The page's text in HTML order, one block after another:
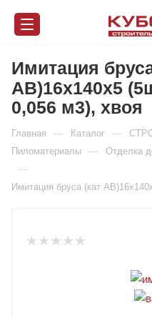
Имитация
АВ)16х140х5
0,056 м3), хвоя
Главная — Каталог —
Пиломатериалы — Отделка
—
Имитация бруса (кат